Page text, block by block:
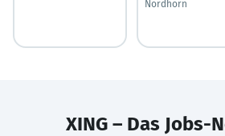
Nordhorn
XING – Das Jobs-